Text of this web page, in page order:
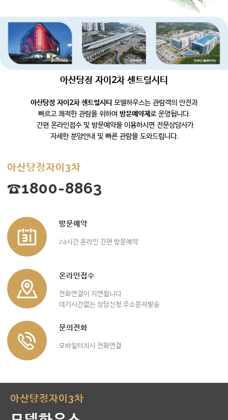
아산탕정 자이2차 센트럴시티
아산탕정 자이2차 센트럴시티 모델하우스는 관람객의 안전과
빠르고 쾌적한 관람을 위하여 방문예약제로 운영됩니다.
간편 온라인접수 및 방문예약을 이용하시면 전문상담사가
자세한 분양안내 및 빠른 관람을 도와드립니다.
아산탕정자이3차
☎1800-8863
방문예약
24시간 온라인 간편 방문예약
온라인접수
전화연결이 지연됩니다.
대기시간없는 상담신청,주소문자발송
문의전화
모바일터치시 전화연결
아산탕정자이3차